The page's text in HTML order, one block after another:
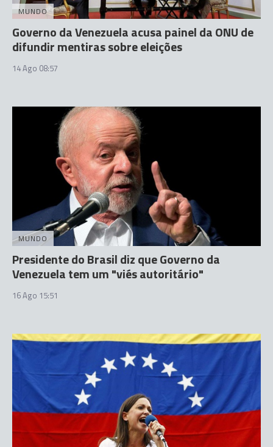
MUNDO
Governo da Venezuela acusa painel da ONU de
difundir mentiras sobre eleições
14 Ago 08:57
MUNDO
Presidente do Brasil diz que Governo da
Venezuela tem um "viés autoritário"
16 Ago 15:51